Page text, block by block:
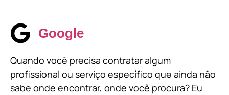
Google
Quando você precisa contratar algum
profissional ou serviço específico que ainda não
sabe onde encontrar, onde você procura? Eu